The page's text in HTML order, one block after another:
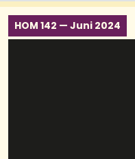
HOM 142 — Juni 2024